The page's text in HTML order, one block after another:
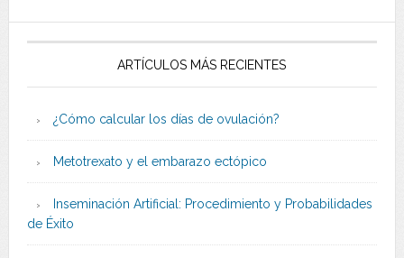
ARTÍCULOS MÁS RECIENTES
¿Cómo calcular los días de ovulación?
Metotrexato y el embarazo ectópico
Inseminación Artificial: Procedimiento y Probabilidades
de Éxito